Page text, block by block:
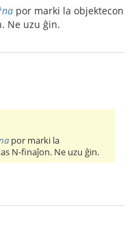
por marki la objektecon
Ne uzu ĝin.
por marki la
N-finaĵon. Ne uzu ĝin.